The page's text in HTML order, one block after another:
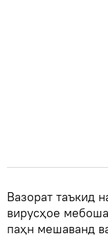
Вазорат таъкид
вирусҳое
паҳн мешаванд